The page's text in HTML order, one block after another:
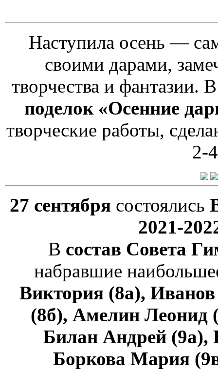
Наступила осень —
своими дарами,
творчества и фантазии.
поделок «Осенние
творческие работы,
2-
27 сентября состоялись
2021-
В состав Совета
набравшие
Виктория (8а),
(8б), Амелин Леонид
Билан Андрей (9а),
Боркова Мария